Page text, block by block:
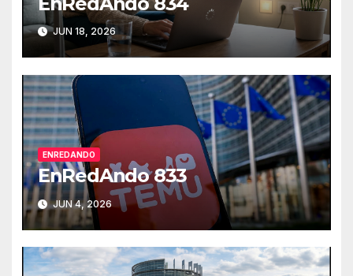
JUN 18, 2026
ENREDANDO
EnRedAndo 833
JUN 4, 2026